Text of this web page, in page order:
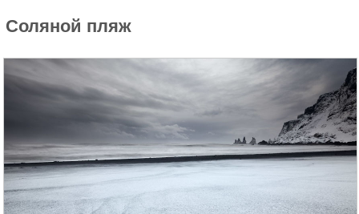
Соляной пляж